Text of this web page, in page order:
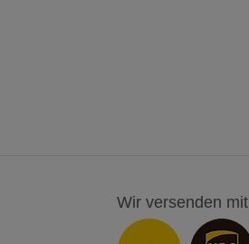
Wir versenden mit